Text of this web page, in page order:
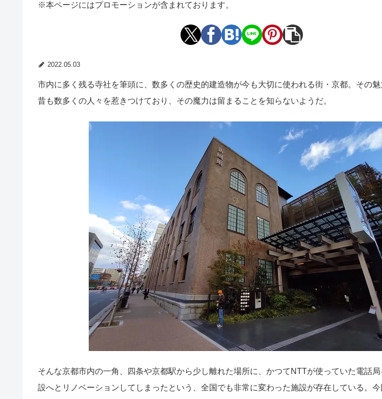
※本ページにはプロモーションが含まれております。
2022.05.03
市内に多く残る寺社を筆頭に、数多くの歴史的建造物が今も大切に使われる街・京都。その
昔も数多くの人々を惹きつけており、その魔力は留まることを知らないようだ。
そんな京都市内の一角、四条や京都駅から少し離れた場所に、かつてNTTが使っていた電話
設へとリノベーションしてしまったという、全国でも非常に変わった施設が存在している。